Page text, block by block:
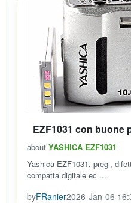
EZF1031 con buone
about YASHICA EZF1031
Yashica EZF1031, pregi,
compatta digitale ec ...
byFRanier2026-Jan-06